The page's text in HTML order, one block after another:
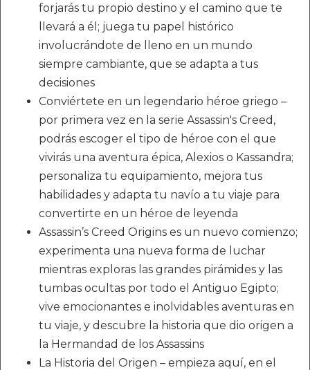
forjarás tu propio destino y el camino que te
llevará a él; juega tu papel histórico
involucrándote de lleno en un mundo
siempre cambiante, que se adapta a tus
decisiones
Conviértete en un legendario héroe griego –
por primera vez en la serie Assassin's Creed,
podrás escoger el tipo de héroe con el que
vivirás una aventura épica, Alexios o Kassandra;
personaliza tu equipamiento, mejora tus
habilidades y adapta tu navío a tu viaje para
convertirte en un héroe de leyenda
Assassin’s Creed Origins es un nuevo comienzo;
experimenta una nueva forma de luchar
mientras exploras las grandes pirámides y las
tumbas ocultas por todo el Antiguo Egipto;
vive emocionantes e inolvidables aventuras en
tu viaje, y descubre la historia que dio origen a
la Hermandad de los Assassins
La Historia del Origen – empieza aquí, en el